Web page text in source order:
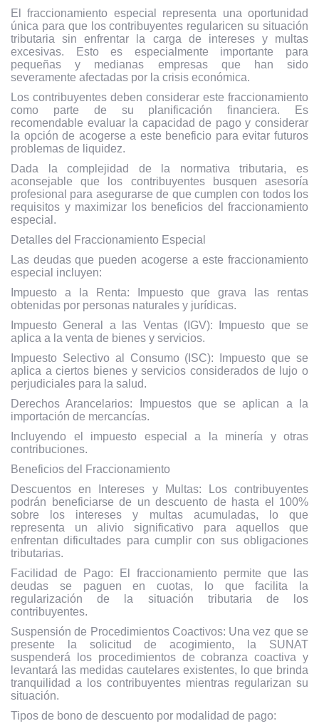
El fraccionamiento especial representa una oportunidad
única para que los contribuyentes regularicen su situación
tributaria sin enfrentar la carga de intereses y multas
excesivas. Esto es especialmente importante para
pequeñas y medianas empresas que han sido
severamente afectadas por la crisis económica.
Los contribuyentes deben considerar este fraccionamiento
como parte de su planificación financiera. Es
recomendable evaluar la capacidad de pago y considerar
la opción de acogerse a este beneficio para evitar futuros
problemas de liquidez.
Dada la complejidad de la normativa tributaria, es
aconsejable que los contribuyentes busquen asesoría
profesional para asegurarse de que cumplen con todos los
requisitos y maximizar los beneficios del fraccionamiento
especial.
Detalles del Fraccionamiento Especial
Las deudas que pueden acogerse a este fraccionamiento
especial incluyen:
Impuesto a la Renta: Impuesto que grava las rentas
obtenidas por personas naturales y jurídicas.
Impuesto General a las Ventas (IGV): Impuesto que se
aplica a la venta de bienes y servicios.
Impuesto Selectivo al Consumo (ISC): Impuesto que se
aplica a ciertos bienes y servicios considerados de lujo o
perjudiciales para la salud.
Derechos Arancelarios: Impuestos que se aplican a la
importación de mercancías.
Incluyendo el impuesto especial a la minería y otras
contribuciones.
Beneficios del Fraccionamiento
Descuentos en Intereses y Multas: Los contribuyentes
podrán beneficiarse de un descuento de hasta el 100%
sobre los intereses y multas acumuladas, lo que
representa un alivio significativo para aquellos que
enfrentan dificultades para cumplir con sus obligaciones
tributarias.
Facilidad de Pago: El fraccionamiento permite que las
deudas se paguen en cuotas, lo que facilita la
regularización de la situación tributaria de los
contribuyentes.
Suspensión de Procedimientos Coactivos: Una vez que se
presente la solicitud de acogimiento, la SUNAT
suspenderá los procedimientos de cobranza coactiva y
levantará las medidas cautelares existentes, lo que brinda
tranquilidad a los contribuyentes mientras regularizan su
situación.
Tipos de bono de descuento por modalidad de pago: